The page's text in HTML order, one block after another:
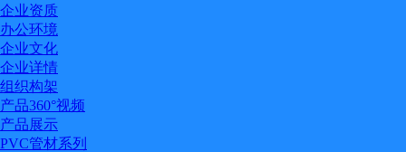
企业资质
办公环境
企业文化
企业详情
组织构架
产品360°视频
产品展示
PVC管材系列